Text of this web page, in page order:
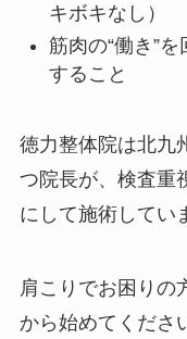
キボキなし）
筋肉の“働き”
すること
徳力整体院は北九
つ院長が、検査重
にして施術してい
肩こりでお困りの
から始めてくださ